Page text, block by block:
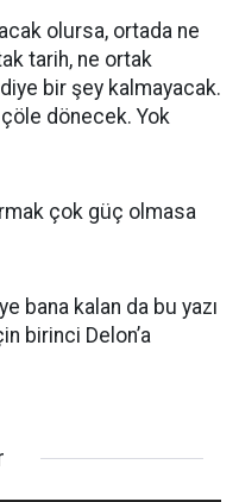
olursa, ortada ne
tarih, ne ortak
bir şey kalmayacak.
çöle dönecek. Yok
çok güç olmasa
bana kalan da bu yazı
birinci Delon’a